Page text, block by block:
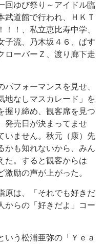
ゆび祭り～アイドル臨
武道館で行われ、ＨＫＴ
！、私立恵比寿中学、
子流、乃木坂４６、ぱす
ーバーＺ、渡り廊下走
フォーマンスを見せ、
地なしマスカレード」を
握り締め、観客席を見つ
発売日が決まってませ
いません。秋元（康）先
かも知れないから、みん
た。すると観客からは
激励の声が上がった。
は、「それでも好きだ
からの「好きだよ」コー
う松浦亜弥の「Ｙｅａ